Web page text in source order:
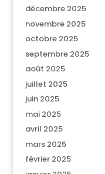
décembre 2025
novembre 2025
octobre 2025
septembre 2025
août 2025
juillet 2025
juin 2025
mai 2025
avril 2025
mars 2025
février 2025